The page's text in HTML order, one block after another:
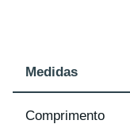
Medidas
Comprimento